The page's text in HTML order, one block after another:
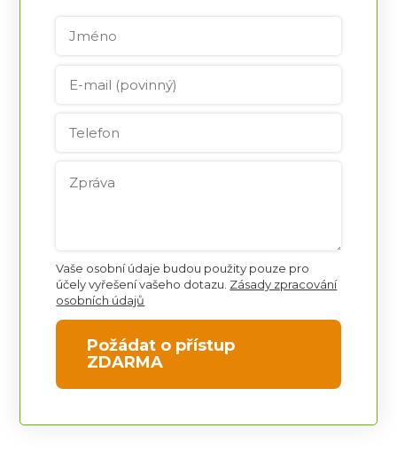
Vaše osobní údaje budou použity pouze pro
účely vyřešení vašeho dotazu. Zásady zpracování
osobních údajů
Požádat o přístup
ZDARMA